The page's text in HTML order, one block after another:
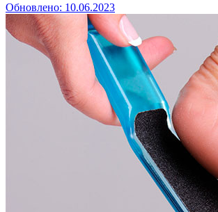
Обновлено: 10.06.2023